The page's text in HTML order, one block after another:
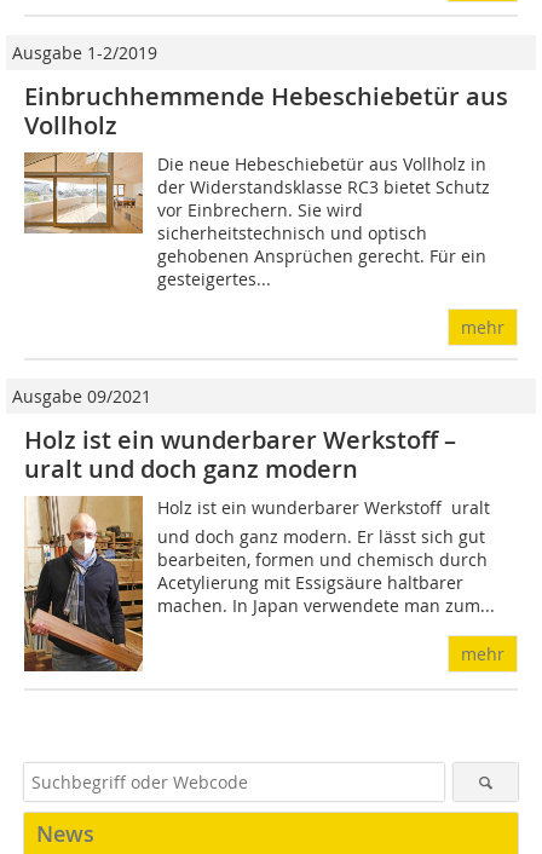
Ausgabe 1-2/2019
Einbruchhemmende Hebeschiebetür aus
Vollholz
Die neue Hebeschiebetür aus Vollholz in
der Widerstandsklasse RC3 bietet Schutz
vor Einbrechern. Sie wird
sicherheitstechnisch und optisch
gehobenen Ansprüchen gerecht. Für ein
gesteigertes...
mehr
Ausgabe 09/2021
Holz ist ein wunderbarer Werkstoff –
uralt und doch ganz modern
Holz ist ein wunderbarer Werkstoff  uralt
und doch ganz modern. Er lässt sich gut
bearbeiten, formen und chemisch durch
Acetylierung mit Essigsäure haltbarer
machen. In Japan verwendete man zum...
mehr
News